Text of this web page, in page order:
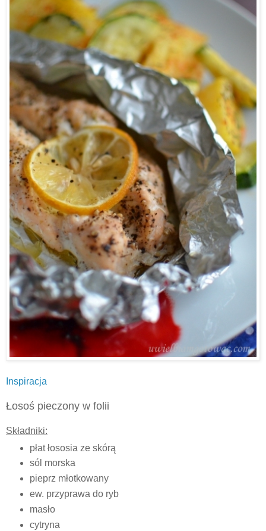
Inspiracja
Łosoś pieczony w folii
Składniki:
płat łososia ze skórą
sól morska
pieprz młotkowany
ew. przyprawa do ryb
masło
cytryna